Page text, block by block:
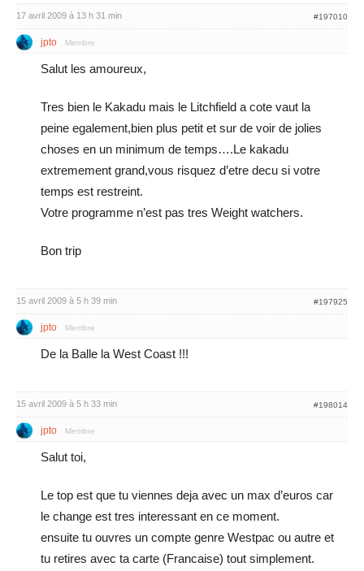
17 avril 2009 à 13 h 31 min #197010
jpto Membre
Salut les amoureux,
Tres bien le Kakadu mais le Litchfield a cote vaut la
peine egalement,bien plus petit et sur de voir de jolies
choses en un minimum de temps….Le kakadu
extremement grand,vous risquez d’etre decu si votre
temps est restreint.
Votre programme n’est pas tres Weight watchers.
Bon trip
15 avril 2009 à 5 h 39 min #197925
jpto Membre
De la Balle la West Coast !!!
15 avril 2009 à 5 h 33 min #198014
jpto Membre
Salut toi,
Le top est que tu viennes deja avec un max d’euros car
le change est tres interessant en ce moment.
ensuite tu ouvres un compte genre Westpac ou autre et
tu retires avec ta carte (Francaise) tout simplement.